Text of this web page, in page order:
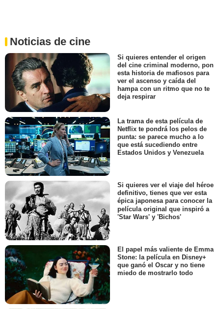
Noticias de cine
Si quieres entender el origen
del cine criminal moderno, pon
esta historia de mafiosos para
ver el ascenso y caída del
hampa con un ritmo que no te
deja respirar
La trama de esta película de
Netflix te pondrá los pelos de
punta: se parece mucho a lo
que está sucediendo entre
Estados Unidos y Venezuela
Si quieres ver el viaje del héroe
definitivo, tienes que ver esta
épica japonesa para conocer la
película original que inspiró a
'Star Wars' y 'Bichos'
El papel más valiente de Emma
Stone: la película en Disney+
que ganó el Oscar y no tiene
miedo de mostrarlo todo